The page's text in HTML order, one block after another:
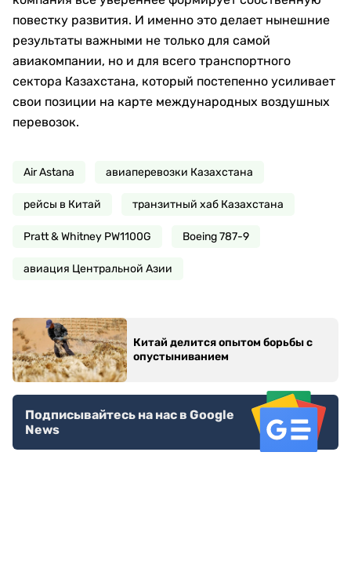
повестку развития. И именно это делает нынешние
результаты важными не только для самой
авиакомпании, но и для всего транспортного
сектора Казахстана, который постепенно усиливает
свои позиции на карте международных воздушных
перевозок.
Air Astana авиаперевозки Казахстана
рейсы в Китай транзитный хаб Казахстана
Pratt & Whitney PW1100G Boeing 787-9
авиация Центральной Азии
Китай делится опытом борьбы с
опустыниванием
Подписывайтесь на нас в Google
News